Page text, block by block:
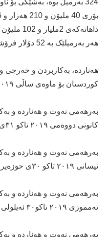
324 بەرمیل بوە، بەشێکی
هەر بەرمیلێک بە 52 دۆلار فرۆشراوە و 29 سەنت فرۆشراوە.
هەناردە، بەكاربردن و خەرجی
کوردستان بۆ‌ ماوه‌ی ساڵی ٢٠١٩
کانونی دووەمی ٢٠١٩ تاکو ٣١ی ئاداری ٢٠١٩
نیسانی ٢٠١٩ تاکو ٣٠ی حوزەیرانی٢٠١٩
تەمموزی ٢٠١٩ تاکو٣٠ ئەیلولی ٢٠١٩